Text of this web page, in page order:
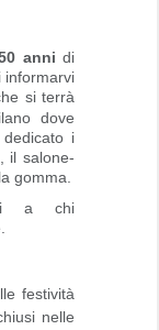
anni di
informarvi
si terrà
dove
i
il salone-
gomma.
a chi
festività
nelle